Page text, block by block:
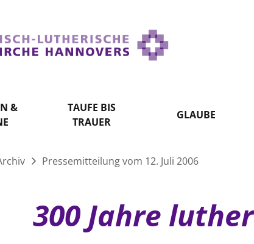
&
TAUFE BIS
TRAUER
GLAUBE
Pressemitteilung vom 12. Juli 2006
300 Jahre